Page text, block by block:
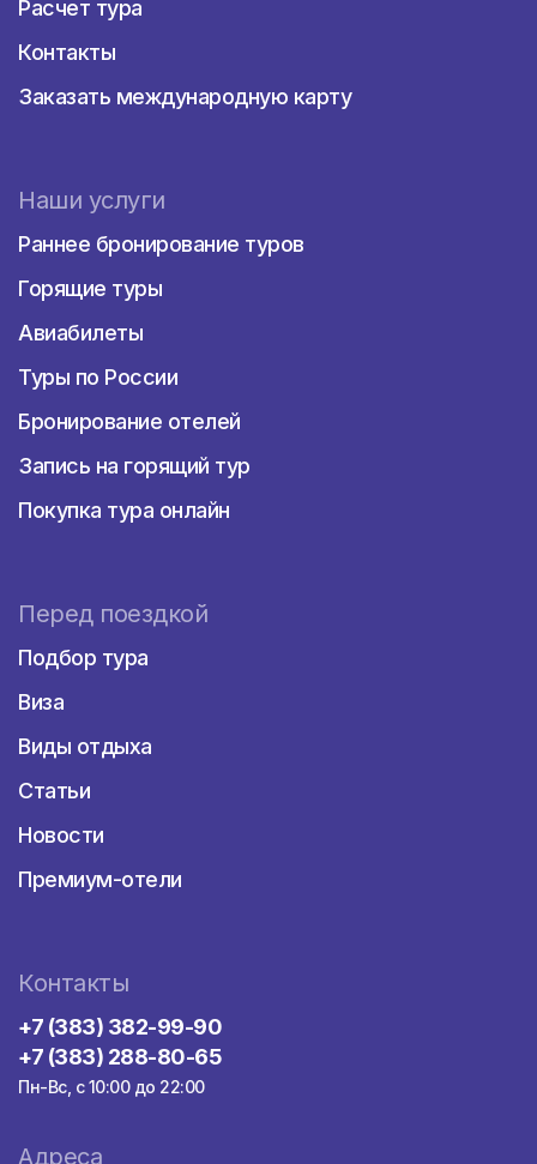
Расчет тура
Контакты
Заказать международную карту
Наши услуги
Раннее бронирование туров
Горящие туры
Авиабилеты
Туры по России
Бронирование отелей
Запись на горящий тур
Покупка тура онлайн
Перед поездкой
Подбор тура
Виза
Виды отдыха
Статьи
Новости
Премиум-отели
Контакты
+7 (383) 382-99-90
+7 (383) 288-80-65
Пн-Вс, с 10:00 до 22:00
Адреса